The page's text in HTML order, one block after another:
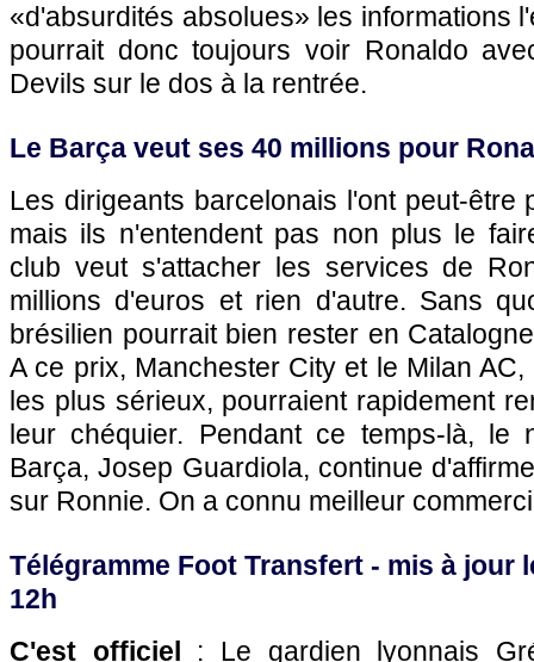
«d'absurdités absolues» les informations
pourrait donc toujours voir Ronaldo
Devils sur le dos à la rentrée.
Le Barça veut ses 40 millions pour
Les dirigeants barcelonais l'ont peut-être
mais ils n'entendent pas non plus le
club veut s'attacher les services de
millions d'euros et rien d'autre. Sans
brésilien pourrait bien rester en
A ce prix, Manchester City et le Milan
les plus sérieux, pourraient rapidement
leur chéquier. Pendant ce temps-là, le
Barça, Josep Guardiola, continue
sur Ronnie. On a connu meilleur
Télégramme Foot Transfert - mis à jour
12h
C'est officiel : Le gardien lyonnais